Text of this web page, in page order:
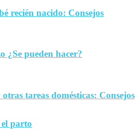
recién nacido: Consejos
¿Se pueden hacer?
tareas domésticas: Consejos
el parto